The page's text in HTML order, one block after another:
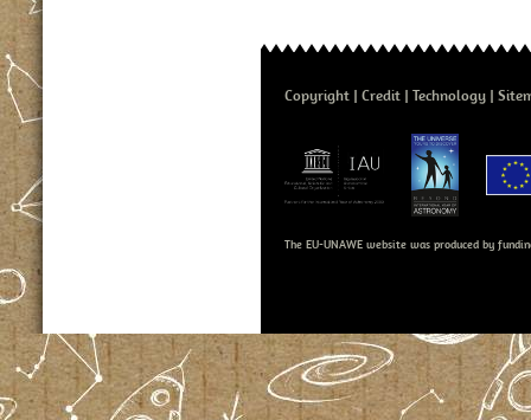
Copyright Credit Technology
The EU-UNAWE website was produced by